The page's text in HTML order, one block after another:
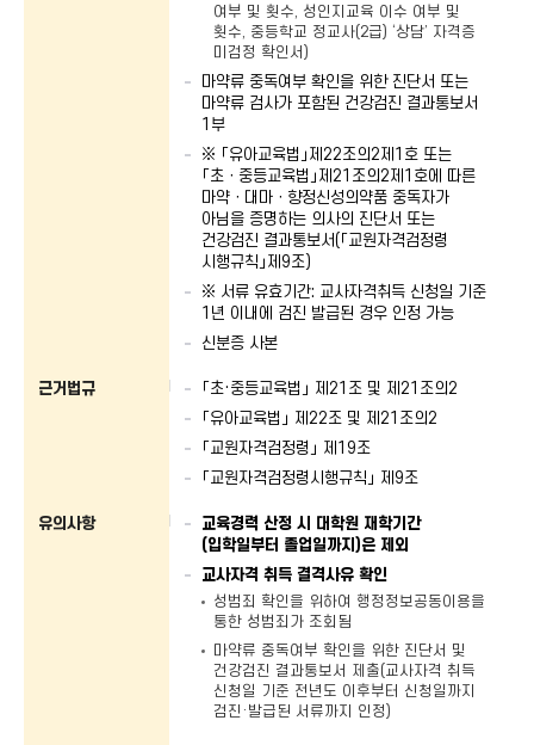
여부 및 횟수, 성인지교육 이수 여부 및
횟수, 중등학교 정교사(2급) ‘상담’ 자격증
미검정 확인서)
마약류 중독여부 확인을 위한 진단서 또는
마약류 검사가 포함된 건강검진 결과통보서
1부
※ 「유아교육법」제22조의2제1호 또는
「초ㆍ중등교육법」제21조의2제1호에 따른
마약ㆍ대마ㆍ향정신성의약품 중독자가
아님을 증명하는 의사의 진단서 또는
건강검진 결과통보서(「교원자격검정령
시행규칙」제9조)
※ 서류 유효기간: 교사자격취득 신청일 기준
1년 이내에 검진 발급된 경우 인정 가능
신분증 사본
근거법규
「초·중등교육법」 제21조 및 제21조의2
「유아교육법」 제22조 및 제21조의2
「교원자격검정령」 제19조
「교원자격검정령시행규칙」 제9조
유의사항
교육경력 산정 시 대학원 재학기간
(입학일부터 졸업일까지)은 제외
교사자격 취득 결격사유 확인
성범죄 확인을 위하여 행정정보공동이용을
통한 성범죄가 조회됨
마약류 중독여부 확인을 위한 진단서 및
건강검진 결과통보서 제출(교사자격 취득
신청일 기준 전년도 이후부터 신청일까지
검진·발급된 서류까지 인정)